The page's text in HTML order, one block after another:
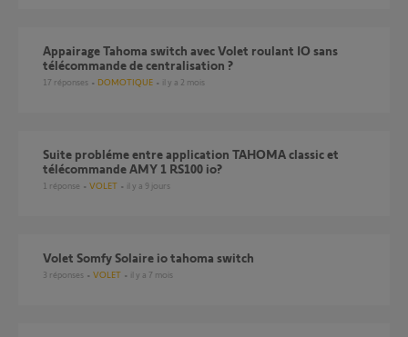
Appairage Tahoma switch avec Volet roulant IO sans
télécommande de centralisation ?
17 réponses DOMOTIQUE il y a 2 mois
Suite probléme entre application TAHOMA classic et
télécommande AMY 1 RS100 io?
1 réponse VOLET il y a 9 jours
Volet Somfy Solaire io tahoma switch
3 réponses VOLET il y a 7 mois